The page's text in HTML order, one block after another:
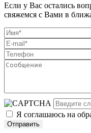
Если у Вас остались
свяжемся с Вами в
Я соглашаюсь на